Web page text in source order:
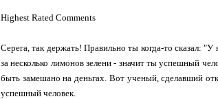
Highest Rated Comments
Серега, так держать! Правильно ты когда-то сказал:
за несколько лимонов зелени - значит ты успешный
быть замешано на деньгах. Вот ученый, сделавший
успешный человек.